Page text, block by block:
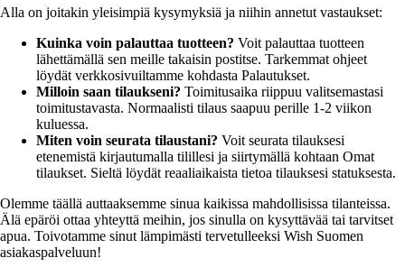
Alla on joitakin yleisimpiä kysymyksiä ja niihin annetut vastaukset:
Kuinka voin palauttaa tuotteen? Voit palauttaa tuotteen
lähettämällä sen meille takaisin postitse. Tarkemmat ohjeet
löydät verkkosivuiltamme kohdasta Palautukset.
Milloin saan tilaukseni? Toimitusaika riippuu valitsemastasi
toimitustavasta. Normaalisti tilaus saapuu perille 1-2 viikon
kuluessa.
Miten voin seurata tilaustani? Voit seurata tilauksesi
etenemistä kirjautumalla tilillesi ja siirtymällä kohtaan Omat
tilaukset. Sieltä löydät reaaliaikaista tietoa tilauksesi statuksesta.
Olemme täällä auttaaksemme sinua kaikissa mahdollisissa tilanteissa.
Älä epäröi ottaa yhteyttä meihin, jos sinulla on kysyttävää tai tarvitset
apua. Toivotamme sinut lämpimästi tervetulleeksi Wish Suomen
asiakaspalveluun!